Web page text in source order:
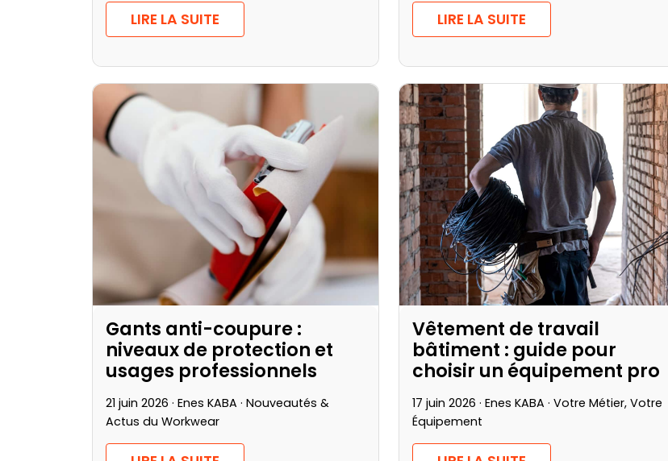
LIRE LA SUITE LIRE LA SUITE
Gants anti-coupure :
niveaux de protection et
usages professionnels
21 juin 2026 · Enes KABA · Nouveautés &
Actus du Workwear
Vêtement de travail
bâtiment : guide pour
choisir un équipement pro
17 juin 2026 · Enes KABA · Votre Métier, Votre
Équipement